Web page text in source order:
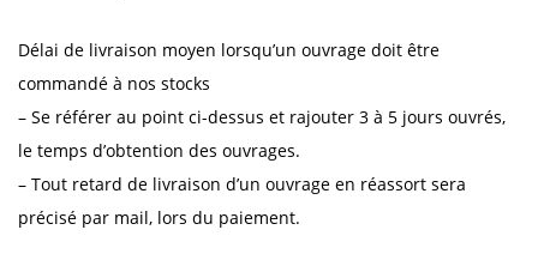
Délai de livraison moyen lorsqu’un ouvrage doit être
commandé à nos stocks
– Se référer au point ci-dessus et rajouter 3 à 5 jours ouvrés,
le temps d’obtention des ouvrages.
– Tout retard de livraison d’un ouvrage en réassort sera
précisé par mail, lors du paiement.